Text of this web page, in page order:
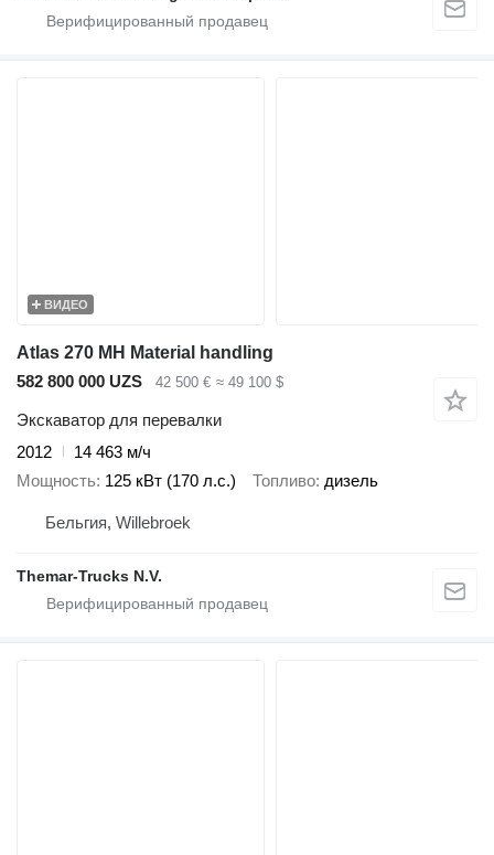
ВИДЕО
Atlas 270 MH Material handling
582 800 000 UZS
42 500 € ≈ 49 100 $
Экскаватор для перевалки
2012
14 463 м/ч
Мощность 125 кВт (170 л.с.) Топливо дизель
Бельгия, Willebroek
Themar-Trucks N.V.